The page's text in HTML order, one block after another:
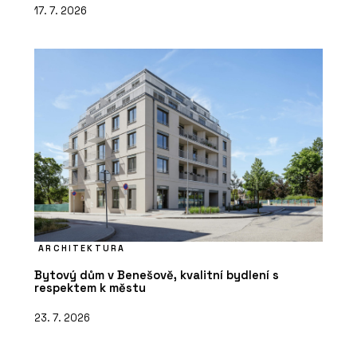
17. 7. 2026
ARCHITEKTURA
Bytový dům v Benešově, kvalitní bydlení s
respektem k městu
23. 7. 2026